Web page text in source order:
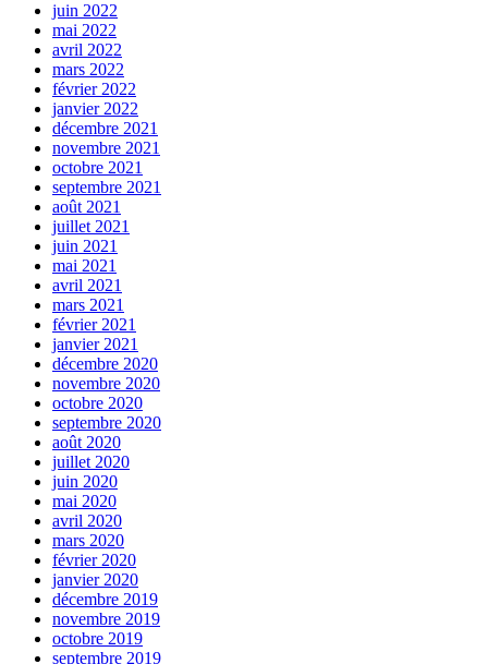
juin 2022
mai 2022
avril 2022
mars 2022
février 2022
janvier 2022
décembre 2021
novembre 2021
octobre 2021
septembre 2021
août 2021
juillet 2021
juin 2021
mai 2021
avril 2021
mars 2021
février 2021
janvier 2021
décembre 2020
novembre 2020
octobre 2020
septembre 2020
août 2020
juillet 2020
juin 2020
mai 2020
avril 2020
mars 2020
février 2020
janvier 2020
décembre 2019
novembre 2019
octobre 2019
septembre 2019